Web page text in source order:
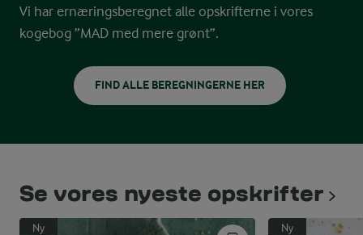
Vi har ernæringsberegnet alle opskrifterne i vores
kogebog ”MAD med mere grønt”.
FIND ALLE BEREGNINGERNE HER
Se vores nyeste opskrifter
Ny Ny